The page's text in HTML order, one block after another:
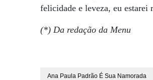
felicidade e leveza, eu estarei
(*) Da redação da Menu
Ana Paula Padrão É Sua Namorada